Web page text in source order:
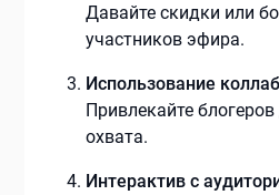
Давайте скидки или
участников эфира.
Использование
Привлекайте
охвата.
Интерактив с